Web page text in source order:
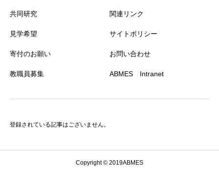
共同研究
見学希望
寄付のお願い
教職員募集
関連リンク
サイトポリシー
お問い合わせ
ABMES Intranet
登録されている記事はございません。
Copyright © 2019ABMES